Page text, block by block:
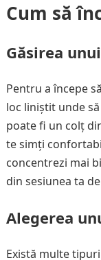
Cum să
Găsirea
Pentru a începe
loc liniștit unde
poate fi un colț
te simți
concentrezi mai
din sesiunea ta
Alegerea
Există multe